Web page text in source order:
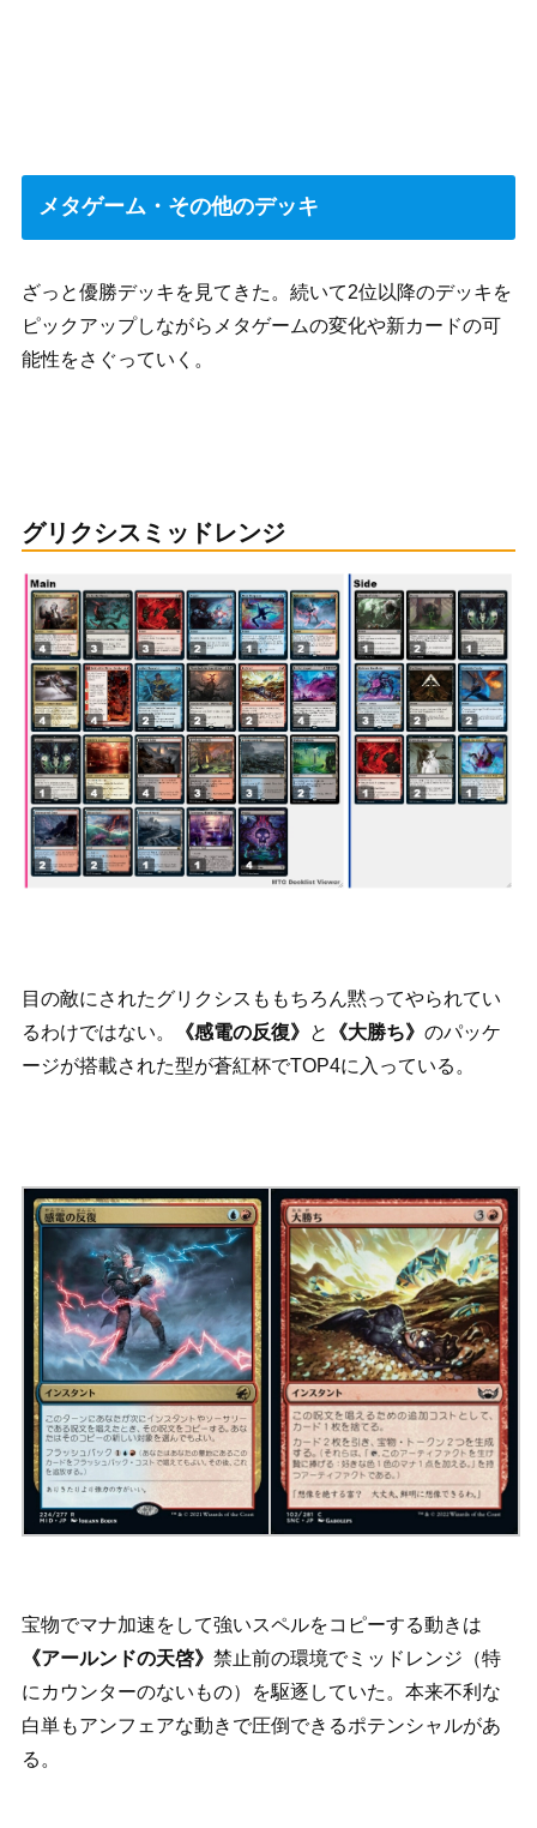
メタゲーム・その他のデッキ
ざっと優勝デッキを見てきた。続いて2位以降のデッキを
ピックアップしながらメタゲームの変化や新カードの可
能性をさぐっていく。
グリクシスミッドレンジ
目の敵にされたグリクシスももちろん黙ってやられてい
るわけではない。
《感電の反復》 と 《大勝ち》 のパッケ
ージが搭載された型が蒼紅杯でTOP4に入っている。
宝物でマナ加速をして強いスペルをコピーする動きは
《アールンドの天啓》 禁止前の環境でミッドレンジ（特
にカウンターのないもの）を駆逐していた。本来不利な
白単もアンフェアな動きで圧倒できるポテンシャルがあ
る。